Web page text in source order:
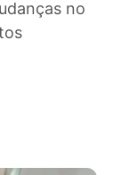
nova
mudanças